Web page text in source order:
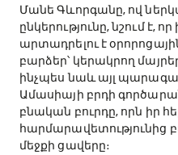
Մանե Գևորգանը, ով
ընկերությունը, նշում է,
արտադրելու է
բարձեր՝ կերակրող
ինչպես նաև այլ
Ամասիայի բրդի
բնական բուրդը, որն իր
հարմարավետությունից
մեջքի ցավերը։